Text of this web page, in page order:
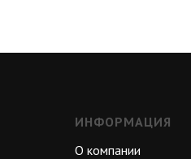
ИНФОРМАЦИЯ
О компании